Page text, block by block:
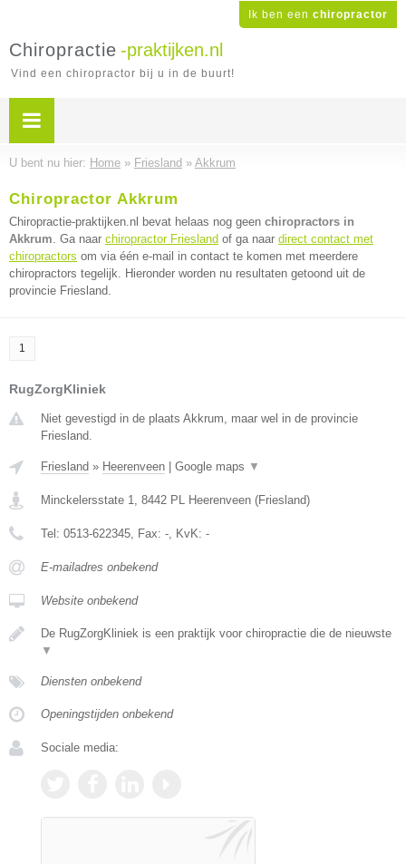
Ik ben een chiropractor
Chiropractie -praktijken.nl
Vind een chiropractor bij u in de buurt!
U bent nu hier: Home » Friesland » Akkrum
Chiropractor Akkrum
Chiropractie-praktijken.nl bevat helaas nog geen chiropractors in
Akkrum. Ga naar chiropractor Friesland of ga naar direct contact met
chiropractors om via één e-mail in contact te komen met meerdere
chiropractors tegelijk. Hieronder worden nu resultaten getoond uit de
provincie Friesland.
1
RugZorgKliniek
Niet gevestigd in de plaats Akkrum, maar wel in de provincie
Friesland.
Friesland » Heerenveen Google maps ▼
Minckelersstate 1, 8442 PL Heerenveen (Friesland)
Tel: 0513-622345, Fax: -, KvK: -
E-mailadres onbekend
Website onbekend
De RugZorgKliniek is een praktijk voor chiropractie die de nieuwste
▼
Diensten onbekend
Openingstijden onbekend
Sociale media: